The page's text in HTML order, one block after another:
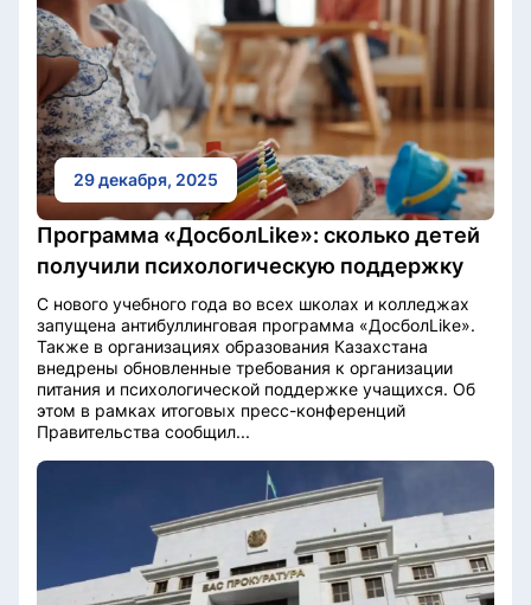
29 декабря, 2025
Программа «ДосболLike»: сколько детей
получили психологическую поддержку
С нового учебного года во всех школах и колледжах
запущена антибуллинговая программа «ДосболLikе».
Также в организациях образования Казахстана
внедрены обновленные требования к организации
питания и психологической поддержке учащихся. Об
этом в рамках итоговых пресс-конференций
Правительства сообщил...